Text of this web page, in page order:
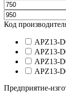
Код
APZ13-
APZ13-
APZ13-
APZ13-
Предприятие-